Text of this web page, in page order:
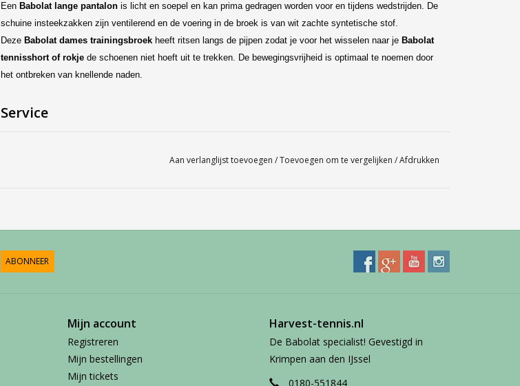
Een Babolat lange pantalonis licht en soepel en kan prima gedragen worden voor en tijdens wedstrijden. De
schuine insteekzakken zijn ventilerend en de voering in de broek is van wit zachte syntetische stof.
Deze Babolat dames trainingsbroekheeft ritsen langs de pijpen zodat je voor het wisselen naar je Babolat
tennisshort of rokjede schoenen niet hoeft uit te trekken. De bewegingsvrijheid is optimaal te noemen door
het ontbreken van knellende naden.
Service
551844) contact op voor meer informatie of om een afspraak te maken in onze showroom.
Aan verlanglijst toevoegen /Toevoegen om te vergelijken /Afdrukken
ABONNEER
Mijn account
Registreren
Mijn bestellingen
Mijn tickets
Harvest-tennis.nl
De Babolat specialist! Gevestigd in
Krimpen aan den IJssel
0180-551844